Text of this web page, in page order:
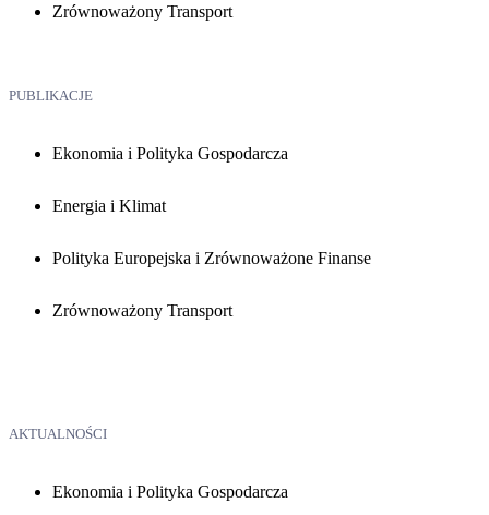
Zrównoważony Transport
PUBLIKACJE
Ekonomia i Polityka Gospodarcza
Energia i Klimat
Polityka Europejska i Zrównoważone Finanse
Zrównoważony Transport
AKTUALNOŚCI
Ekonomia i Polityka Gospodarcza